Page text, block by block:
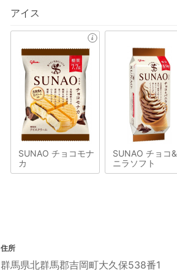
アイス
SUNAO チョコモナ
カ
SUNAO チョコ
ニラソフト
住所
群馬県北群馬郡吉岡町大久保538番1